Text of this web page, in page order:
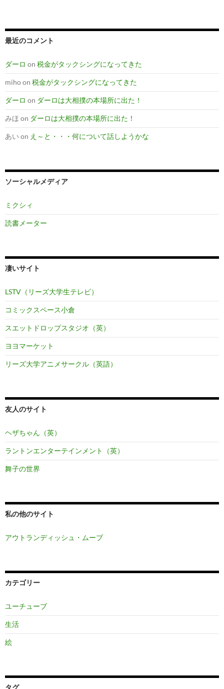
最近のコメント
ダーロ on 税金がタックシングになってきた
mihoon 税金がタックシングになってきた
ダーロ on ダーロは大相撲の本場所に出た！
みほ on ダーロは大相撲の本場所に出た！
あい on え～と・・・何について話しようかな
ソーシャルメディア
ミクシィ
読書メーター
凄いサイト
LSTV（リーズ大学生テレビ）
コミックスペース小倉
スエットドロップスタジオ（英）
ヨヨマーケット
リーズ大学アニメサークル（英語）
友人のサイト
ヘザちゃん（英）
ラントンエンターテインメント（英）
舞子の世界
私の他のサイト
アウトランディッシュ・ムーブ
カテゴリー
ユーチューブ
生活
絵
タグ